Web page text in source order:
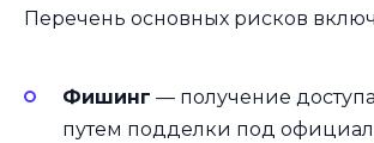
Перечень основных рисков
Фишинг — получение
путем подделки под